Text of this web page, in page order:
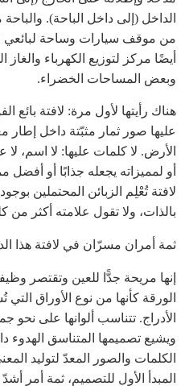
الداخل (إلى داخل الباحة).
من موقف سيارات وساحة لبائعي
أيضًا مركز لتوزيع الكهرباء
وبعض المساحات الخضراء.
هناك رأيتها لأول مرة: لافتة
عليها صور ثمار مثبّتة داخل
الأرض. لا كلمات عليها: لا اسم،
أو لمميزاته يجعله جذابًا أو أفضل
لافتة تُعْلِم الزبائن المحتملين
بالذات، ولا تقول علامته أكثر من
ثمة أمران مسرّان في لافتة هذا
إنها مريحة جدًّا للعين وتقتصر
الورقة كأنها من نوع الأوراق
الأدراج. تتناسب ألوانها على نحو
ويشيع تصميمها المتناسق الهدوء
الكلمات والصور المعدّ لتوليد
المبدأ الأول للتصميم، ثمة أمر